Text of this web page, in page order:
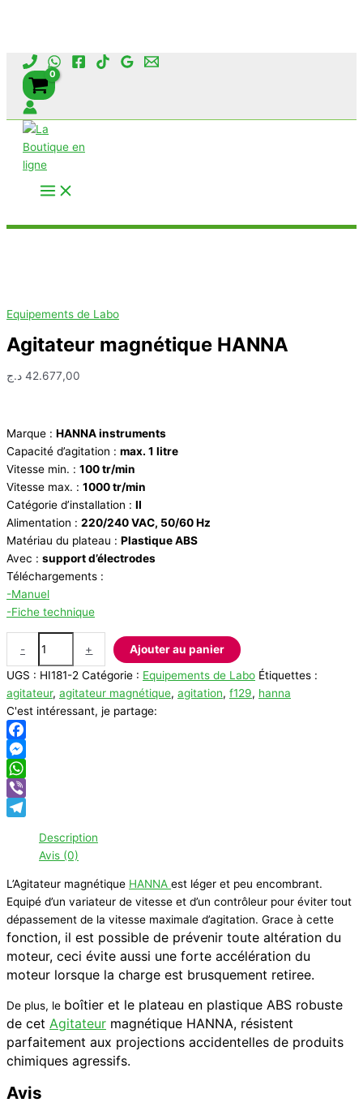
Aller
contenu
Equipements de Labo
Agitateur magnétique HANNA
42.677,00 د.ج
Marque : HANNA instruments
Capacité d’agitation : max. 1 litre
Vitesse min. : 100 tr/min
Vitesse max. : 1000 tr/min
Catégorie d’installation : II
Alimentation : 220/240 VAC, 50/60 Hz
Matériau du plateau : Plastique ABS
Avec : support d’électrodes
Téléchargements :
-Manuel
-Fiche technique
-
Agitateur
magnétique
HANNA
+
Ajouter au panier
UGS : HI181-2 Catégorie : Equipements de Labo Étiquettes :
agitateur, agitateur magnétique, agitation, f129, hanna
C'est intéressant, je partage:
Facebook
Messenger
WhatsApp
Viber
Description
Avis (0)
L’Agitateur magnétique HANNA est léger et peu encombrant.
Equipé d’un variateur de vitesse et d’un contrôleur pour éviter tout
dépassement de la vitesse maximale d’agitation. Grace à cette
fonction, il est possible de prévenir toute altération du
moteur, ceci évite aussi une forte accélération du
moteur lorsque la charge est brusquement retiree.
De plus, le boîtier et le plateau en plastique ABS robuste
de cet Agitateur magnétique HANNA, résistent
parfaitement aux projections accidentelles de produits
chimiques agressifs.
Avis